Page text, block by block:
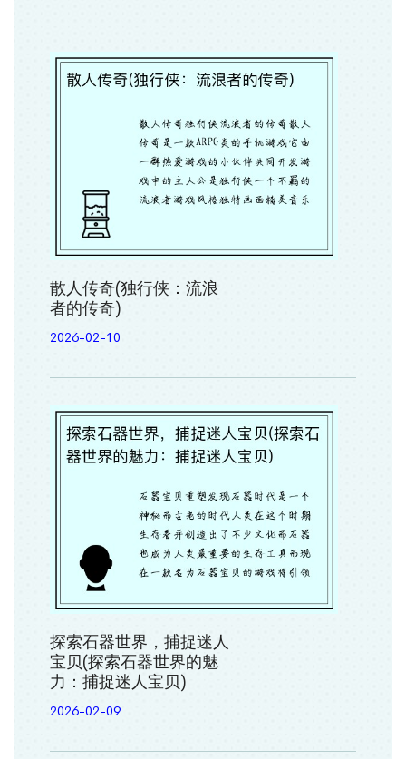
散人传奇(独行侠：流浪
者的传奇)
2026-02-10
探索石器世界，捕捉迷人
宝贝(探索石器世界的魅
力：捕捉迷人宝贝)
2026-02-09